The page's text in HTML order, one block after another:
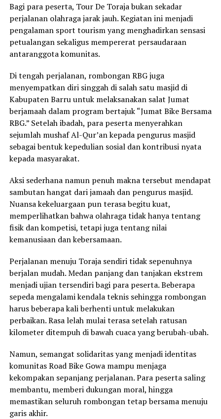
Bagi para peserta, Tour De Toraja bukan sekadar
perjalanan olahraga jarak jauh. Kegiatan ini menjadi
pengalaman sport tourism yang menghadirkan sensasi
petualangan sekaligus mempererat persaudaraan
antaranggota komunitas.
Di tengah perjalanan, rombongan RBG juga
menyempatkan diri singgah di salah satu masjid di
Kabupaten Barru untuk melaksanakan salat Jumat
berjamaah dalam program bertajuk “Jumat Bike Bersama
RBG.” Setelah ibadah, para peserta menyerahkan
sejumlah mushaf Al-Qur’an kepada pengurus masjid
sebagai bentuk kepedulian sosial dan kontribusi nyata
kepada masyarakat.
Aksi sederhana namun penuh makna tersebut mendapat
sambutan hangat dari jamaah dan pengurus masjid.
Nuansa kekeluargaan pun terasa begitu kuat,
memperlihatkan bahwa olahraga tidak hanya tentang
fisik dan kompetisi, tetapi juga tentang nilai
kemanusiaan dan kebersamaan.
Perjalanan menuju Toraja sendiri tidak sepenuhnya
berjalan mudah. Medan panjang dan tanjakan ekstrem
menjadi ujian tersendiri bagi para peserta. Beberapa
sepeda mengalami kendala teknis sehingga rombongan
harus beberapa kali berhenti untuk melakukan
perbaikan. Rasa lelah mulai terasa setelah ratusan
kilometer ditempuh di bawah cuaca yang berubah-ubah.
Namun, semangat solidaritas yang menjadi identitas
komunitas Road Bike Gowa mampu menjaga
kekompakan sepanjang perjalanan. Para peserta saling
membantu, memberi dukungan moral, hingga
memastikan seluruh rombongan tetap bersama menuju
garis akhir.